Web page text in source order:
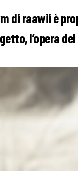
di raawii è
l’opera